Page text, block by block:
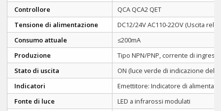
Controllore
QCA QCA2 QET
Tensione di alimentazione
DC12/24V AC110-22OV (Uscita relè)
Consumo attuale
≤200mA
Produzione
Tipo NPN/PNP, corrente di
Stato di uscita
ON (luce verde di indicazione del
Indicatori
Emettitore: Indicatore di
Fonte di luce
LED a infrarossi modulati